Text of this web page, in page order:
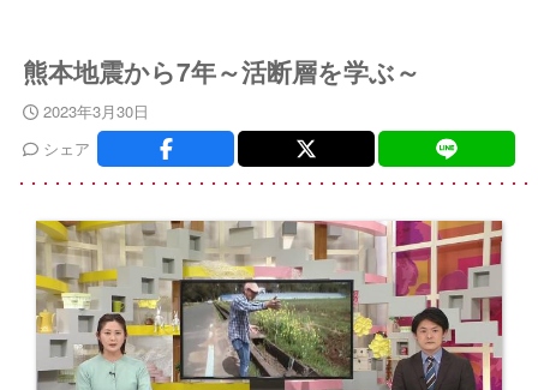
熊本地震から7年～活断層を学ぶ～
2023年3月30日
シェア